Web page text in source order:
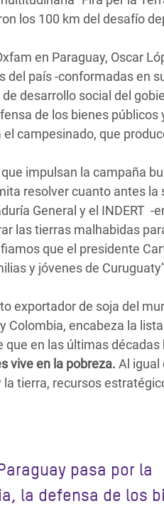
los 100 km del desafío
en Paraguay, Oscar
del país -conformadas en
de desarrollo social del
de los bienes
campesinado, que
impulsan la campaña
resolver cuanto antes la
General y el INDERT
las tierras malhabidas
que el presidente
y jóvenes de
exportador de soja del
Colombia, encabeza la
que en las últimas
vive en la pobreza. Al igual
la tierra, recursos
pasa por la
la defensa de los